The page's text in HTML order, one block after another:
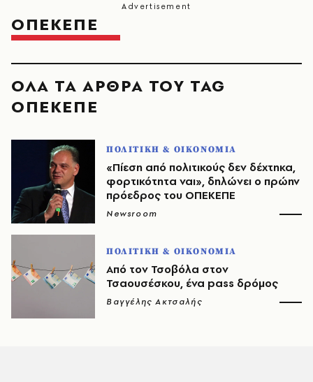
ΟΠΕΚΕΠΕ
ΟΛΑ ΤΑ ΑΡΘΡΑ ΤΟΥ TAG
ΟΠΕΚΕΠΕ
ΠΟΛΙΤΙΚΗ & ΟΙΚΟΝΟΜΙΑ
«Πίεση από πολιτικούς δεν δέχτηκα,
φορτικότητα ναι», δηλώνει ο πρώην
πρόεδρος του ΟΠΕΚΕΠΕ
Newsroom
ΠΟΛΙΤΙΚΗ & ΟΙΚΟΝΟΜΙΑ
Από τον Τσοβόλα στον
Τσαουσέσκου, ένα pass δρόμος
Βαγγέλης Ακτσαλής